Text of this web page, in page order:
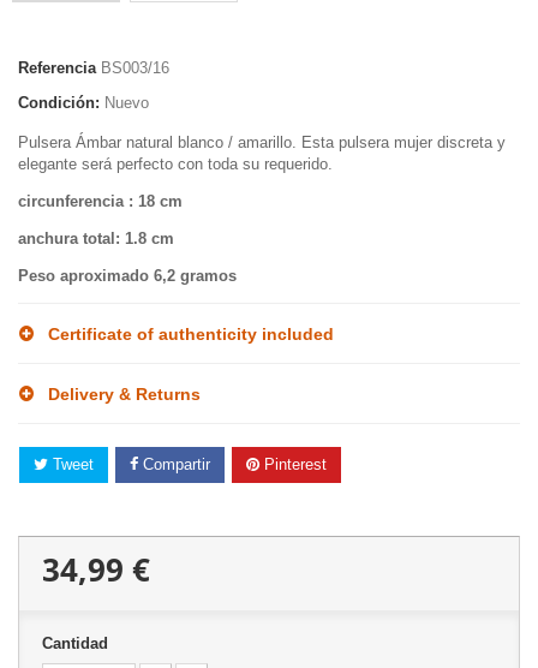
Referencia BS003/16
Condición: Nuevo
Pulsera Ámbar natural blanco / amarillo. Esta pulsera mujer discreta y
elegante será perfecto con toda su requerido.
circunferencia : 18 cm
anchura total : 1.8 cm
Peso aproximado 6,2 gramos
Certificate of authenticity included
Delivery & Returns
Tweet Compartir Pinterest
34,99 €
Cantidad